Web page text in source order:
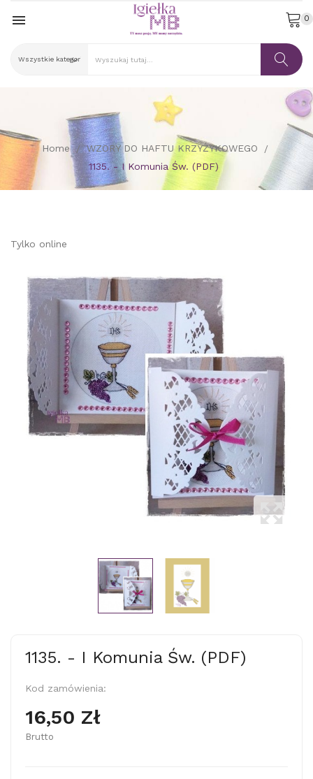
 0
Home
WZORY DO HAFTU KRZYŻYKOWEGO
1135. - I Komunia Św. (PDF)
Tylko online
1135. - I Komunia Św. (PDF)
Kod zamówienia:
16,50 Zł
Brutto